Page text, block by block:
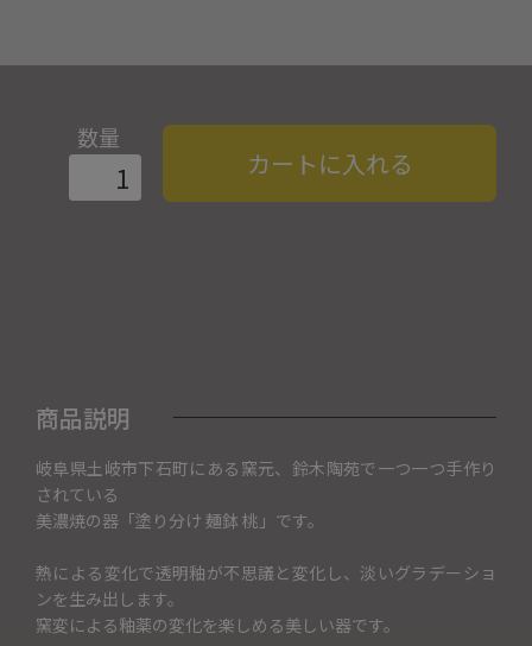
数量
カートに入れる
商品説明
岐阜県土岐市下石町にある窯元、鈴木陶苑で一つ一つ手作り
されている
美濃焼の器「塗り分け 麺鉢 桃」です。
熱による変化で透明釉が不思議と変化し、淡いグラデーショ
ンを生み出します。
窯変による釉薬の変化を楽しめる美しい器です。